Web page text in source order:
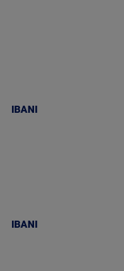
IBANI
IBANI